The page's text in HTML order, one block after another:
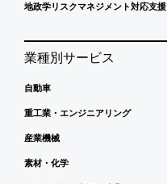
地政学リスクマネジメント対応支援
業種別サービス
自動車
重工業・エンジニアリング
産業機械
素材・化学